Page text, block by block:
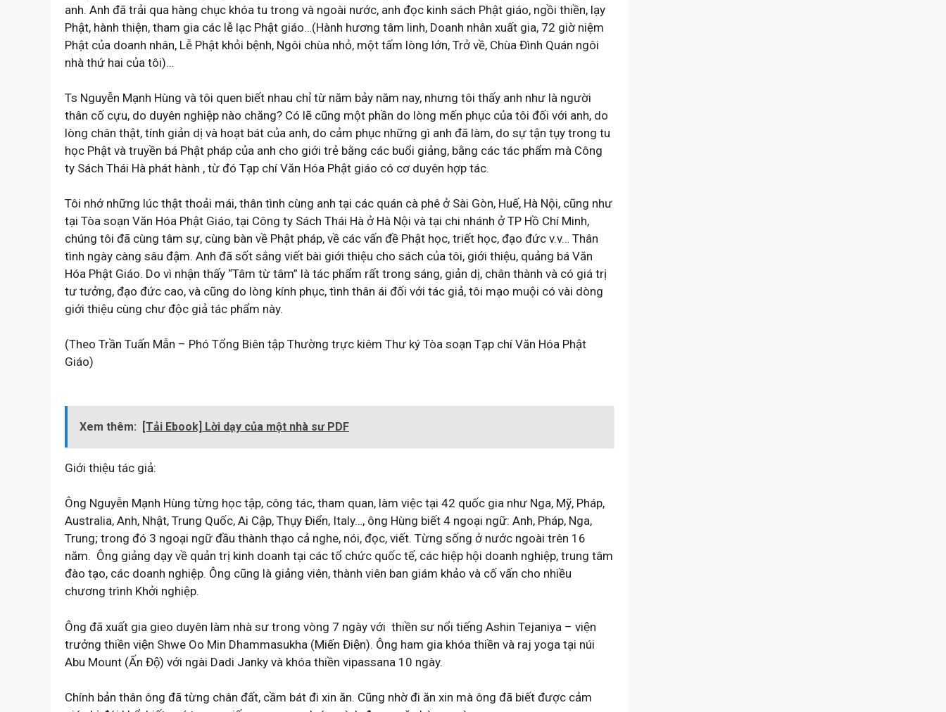
anh. Anh đã trải qua hàng chục khóa tu trong và ngoài nước, anh đọc kinh sách Phật giáo, ngồi thiền, lạy
Phật, hành thiện, tham gia các lễ lạc Phật giáo…(Hành hương tâm linh, Doanh nhân xuất gia, 72 giờ niệm
Phật của doanh nhân, Lễ Phật khỏi bệnh, Ngôi chùa nhỏ, một tấm lòng lớn, Trở về, Chùa Đình Quán ngôi
nhà thứ hai của tôi)…
Ts Nguyễn Mạnh Hùng và tôi quen biết nhau chỉ từ năm bảy năm nay, nhưng tôi thấy anh như là người
thân cố cựu, do duyên nghiệp nào chăng? Có lẽ cũng một phần do lòng mến phục của tôi đối với anh, do
lòng chân thật, tính giản dị và hoạt bát của anh, do cảm phục những gì anh đã làm, do sự tận tụy trong tu
học Phật và truyền bá Phật pháp của anh cho giới trẻ bằng các buổi giảng, bằng các tác phẩm mà Công
ty Sách Thái Hà phát hành , từ đó Tạp chí Văn Hóa Phật giáo có cơ duyên hợp tác.
Tôi nhớ những lúc thật thoải mái, thân tình cùng anh tại các quán cà phê ở Sài Gòn, Huế, Hà Nội, cũng như
tại Tòa soạn Văn Hóa Phật Giáo, tại Công ty Sách Thái Hà ở Hà Nội và tại chi nhánh ở TP Hồ Chí Minh,
chúng tôi đã cùng tâm sự, cùng bàn về Phật pháp, về các vấn đề Phật học, triết học, đạo đức v.v… Thân
tình ngày càng sâu đậm. Anh đã sốt sắng viết bài giới thiệu cho sách của tôi, giới thiệu, quảng bá Văn
Hóa Phật Giáo. Do vì nhận thấy “Tâm từ tâm” là tác phẩm rất trong sáng, giản dị, chân thành và có giá trị
tư tưởng, đạo đức cao, và cũng do lòng kính phục, tình thân ái đối với tác giả, tôi mạo muội có vài dòng
giới thiệu cùng chư độc giả tác phẩm này.
(Theo Trần Tuấn Mẫn – Phó Tổng Biên tập Thường trực kiêm Thư ký Tòa soạn Tạp chí Văn Hóa Phật
Giáo)
Xem thêm: [Tải Ebook] Lời dạy của một nhà sư PDF
Giới thiệu tác giả:
Ông Nguyễn Mạnh Hùng từng học tập, công tác, tham quan, làm việc tại 42 quốc gia như Nga, Mỹ, Pháp,
Australia, Anh, Nhật, Trung Quốc, Ai Cập, Thụy Điển, Italy…, ông Hùng biết 4 ngoại ngữ: Anh, Pháp, Nga,
Trung; trong đó 3 ngoại ngữ đầu thành thạo cả nghe, nói, đọc, viết. Từng sống ở nước ngoài trên 16
năm. Ông giảng dạy về quản trị kinh doanh tại các tổ chức quốc tế, các hiệp hội doanh nghiệp, trung tâm
đào tạo, các doanh nghiệp. Ông cũng là giảng viên, thành viên ban giám khảo và cố vấn cho nhiều
chương trình Khởi nghiệp.
Ông đã xuất gia gieo duyên làm nhà sư trong vòng 7 ngày với thiền sư nổi tiếng Ashin Tejaniya – viện
trưởng thiền viện Shwe Oo Min Dhammasukha (Miến Điện). Ông ham gia khóa thiền và raj yoga tại núi
Abu Mount (Ấn Độ) với ngài Dadi Janky và khóa thiền vipassana 10 ngày.
Chính bản thân ông đã từng chân đất, cầm bát đi xin ăn. Cũng nhờ đi ăn xin mà ông đã biết được cảm